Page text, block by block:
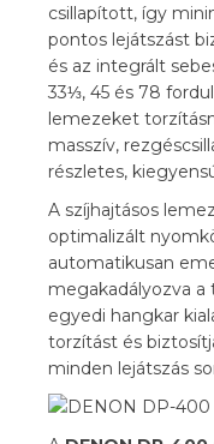
csillapított, így
pontos lejátszást
és az integrált
33⅓, 45 és 78
lemezeket
masszív,
részletes,
A szíjhajtásos
optimalizált
automatikusan
megakadályozva a
egyedi hangkar
torzítást és
minden lejátszás